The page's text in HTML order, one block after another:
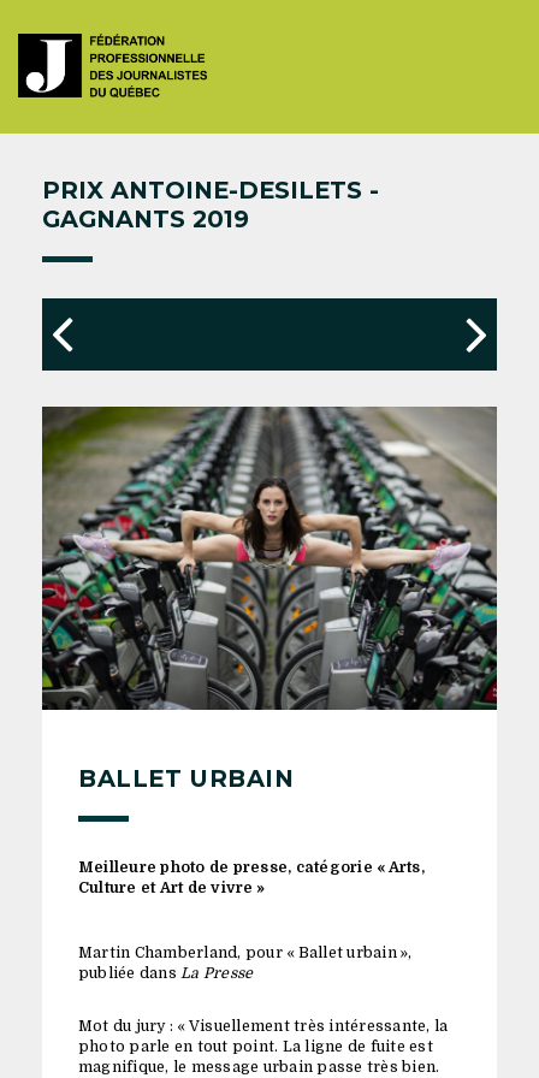
PRIX ANTOINE-DESILETS -
GAGNANTS 2019
BALLET URBAIN
Meilleure photo de presse, catégorie « Arts,
Culture et Art de vivre »
Martin Chamberland, pour « Ballet urbain »,
publiée dansLa Presse
Mot du jury : « Visuellement très intéressante, la
photo parle en tout point. La ligne de fuite est
magnifique, le message urbain passe très bien.